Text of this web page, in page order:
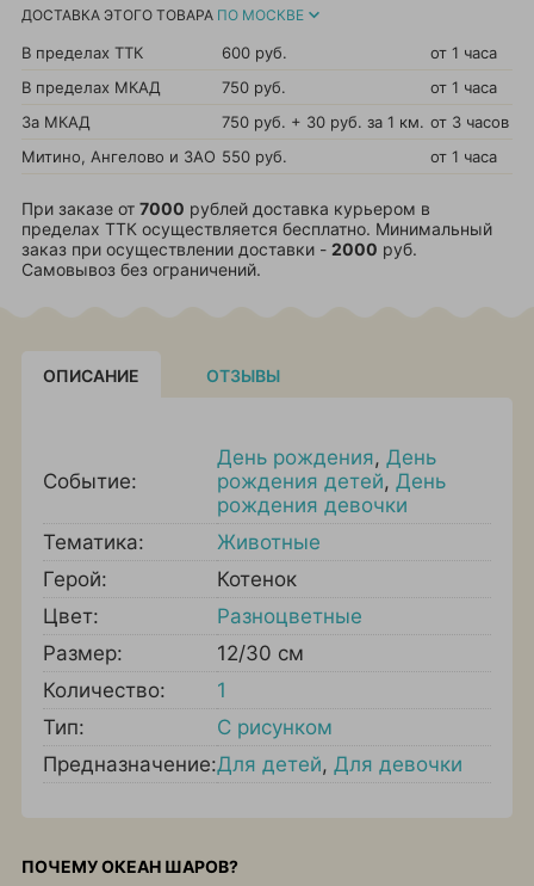
ДОСТАВКА ЭТОГО ТОВАРА ПО МОСКВЕ
В пределах ТТК 600 руб.
от 1 часа
В пределах МКАД
750 руб.
от 1 часа
За МКАД
750 руб. + 30 руб. за 1 км. от 3 часов
Митино, Ангелово и ЗАО 550 руб. от 1 часа
При заказе от 7000 рублей доставка курьером в
пределах ТТК осуществляется бесплатно. Минимальный
заказ при осуществлении доставки - 2000 руб.
Самовывоз без ограничений.
ОПИСАНИЕ ОТЗЫВЫ
Событие:
День рождения, День
рождения детей, День
рождения девочки
Тематика:
Животные
Герой:
Котенок
Цвет:
Разноцветные
Размер:
12/30 см
Количество:
1
Тип:
С рисунком
Предназначение:Для детей, Для девочки
ПОЧЕМУ ОКЕАН ШАРОВ?